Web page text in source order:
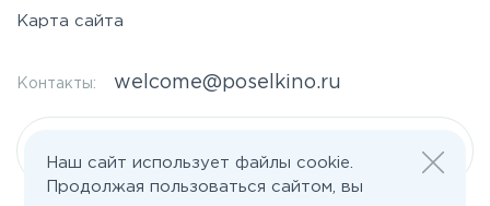
Карта сайта
Контакты: welcome@poselkino.ru
Наш сайт использует файлы cookie.
Продолжая пользоваться сайтом, вы